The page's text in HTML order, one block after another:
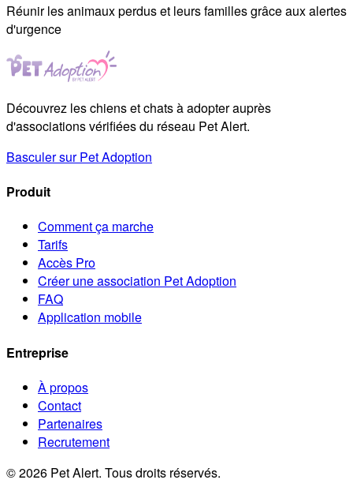
Réunir les animaux perdus et leurs familles grâce aux alertes
d'urgence
Découvrez les chiens et chats à adopter auprès
d'associations vérifiées du réseau Pet Alert.
Basculer sur Pet Adoption
Produit
Comment ça marche
Tarifs
Accès Pro
Créer une association Pet Adoption
FAQ
Application mobile
Entreprise
À propos
Contact
Partenaires
Recrutement
© 2026 Pet Alert. Tous droits réservés.